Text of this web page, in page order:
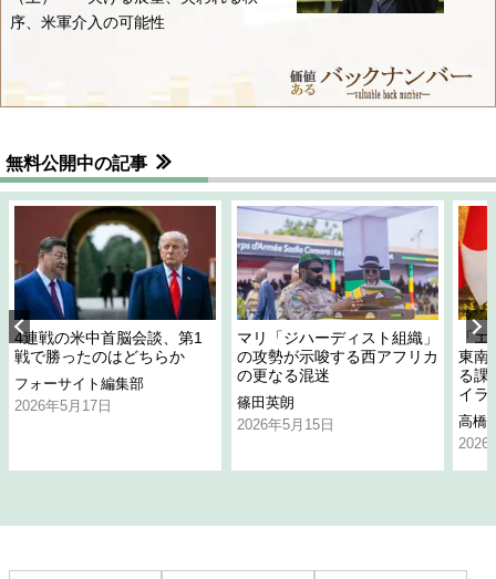
序、米軍介入の可能性
無料公開中の記事
4連戦の米中首脳会談、第1
戦で勝ったのはどちらか
フォーサイト編集部
2026年5月17日
マリ「ジハーディスト組織」
の攻勢が示唆する西アフリカ
の更なる混迷
篠田英朗
2026年5月15日
「
東南
る課
イラ
高橋
2026